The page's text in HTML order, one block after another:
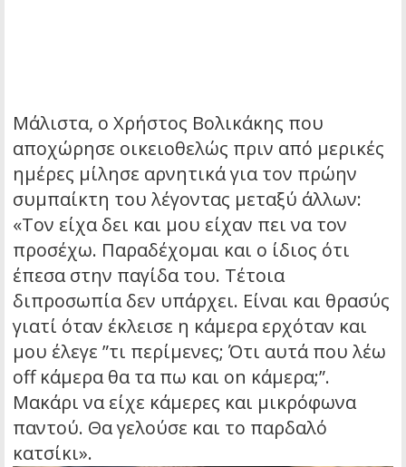
Μάλιστα, ο Χρήστος Βολικάκης που
αποχώρησε οικειοθελώς πριν από μερικές
ημέρες μίλησε αρνητικά για τον πρώην
συμπαίκτη του λέγοντας μεταξύ άλλων:
«Τον είχα δει και μου είχαν πει να τον
προσέχω. Παραδέχομαι και ο ίδιος ότι
έπεσα στην παγίδα του. Τέτοια
διπροσωπία δεν υπάρχει. Είναι και θρασύς
γιατί όταν έκλεισε η κάμερα ερχόταν και
μου έλεγε ”τι περίμενες; Ότι αυτά που λέω
off κάμερα θα τα πω και on κάμερα;”.
Μακάρι να είχε κάμερες και μικρόφωνα
παντού. Θα γελούσε και το παρδαλό
κατσίκι».